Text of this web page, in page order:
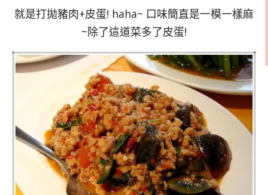
就是打拋豬肉+皮蛋! haha~ 口味簡直是一模一樣麻
~除了這道菜多了皮蛋!